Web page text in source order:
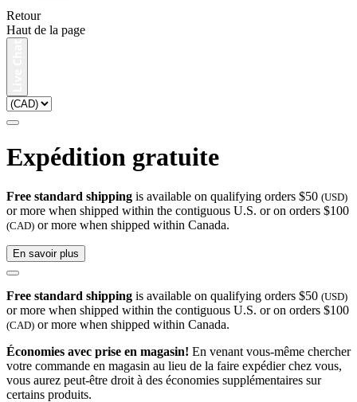
Retour
Haut de la page
Expédition gratuite
Free standard shipping is available on qualifying orders $50 (USD)
or more when shipped within the contiguous U.S. or on orders $100
(CAD) or more when shipped within Canada.
En savoir plus
Free standard shipping is available on qualifying orders $50 (USD)
or more when shipped within the contiguous U.S. or on orders $100
(CAD) or more when shipped within Canada.
Économies avec prise en magasin! En venant vous-même chercher
votre commande en magasin au lieu de la faire expédier chez vous,
vous aurez peut-être droit à des économies supplémentaires sur
certains produits.